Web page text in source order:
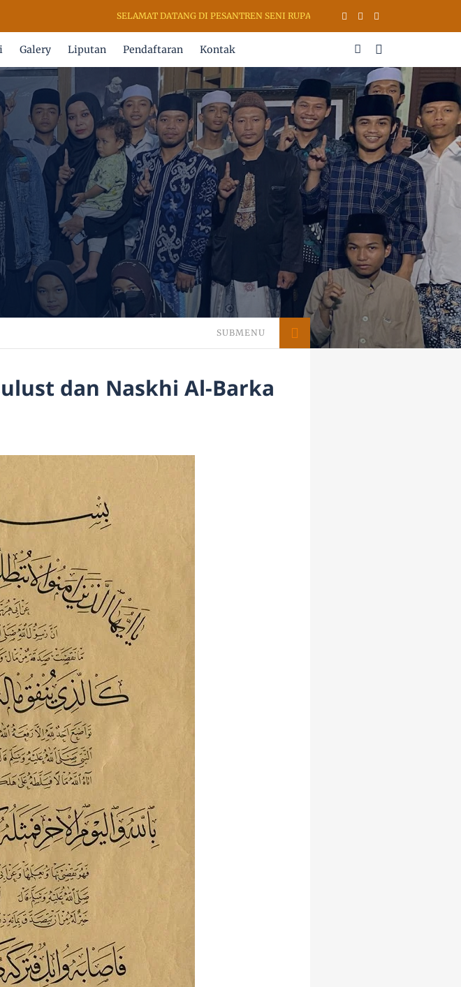
SELAMAT DATANG DI PESANTREN SENI RUPA & KALIGRAFI AL QURAN (PSKQ MODERN) KUDUS
Galery Liputan Pendaftaran Kontak
SUBMENU
dan Naskhi Al-Barka